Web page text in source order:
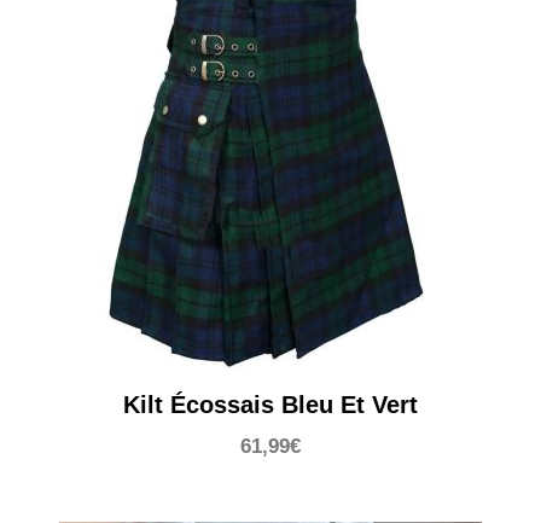
Kilt Écossais Bleu Et Vert
61,99€